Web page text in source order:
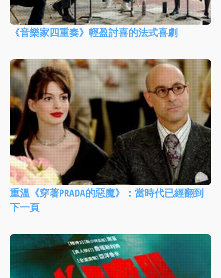
《音樂家四重奏》輕盈討喜的法式喜劇
重溫《穿著PRADA的惡魔》：當時代已經翻到
下一頁